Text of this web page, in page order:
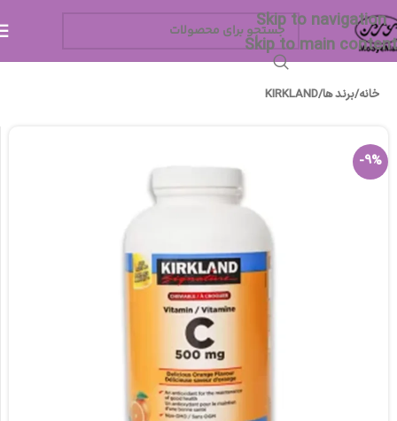
Skip to navigation
Skip to main content
خانه/برند ها/
KIRKLAND
-9%